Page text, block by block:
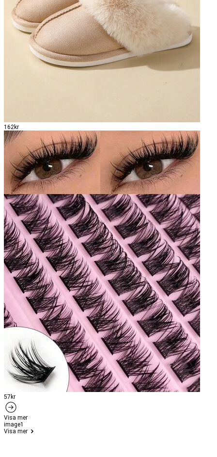
162kr
57kr
Visa mer
image1
Visa mer